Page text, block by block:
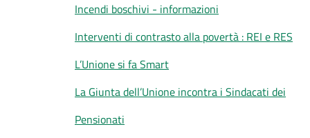
Incendi boschivi - informazioni
Interventi di contrasto alla povertà : REI e RES
L’Unione si fa Smart
La Giunta dell’Unione incontra i Sindacati dei
Pensionati